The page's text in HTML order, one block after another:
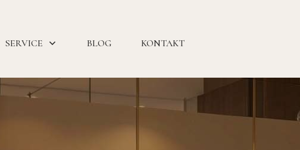
SERVICE BLOG KONTAKT